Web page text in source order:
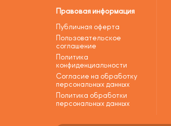
Правовая информация
Публичная оферта
Пользовательское
соглашение
Политика
конфиденциальности
Согласие на обработку
персональных данных
Политика обработки
персональных данных